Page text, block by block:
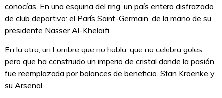
conocías. En una esquina del ring, un país entero disfrazado
de club deportivo: el París Saint-Germain, de la mano de su
presidente Nasser Al-Khelaïfi.
En la otra, un hombre que no habla, que no celebra goles,
pero que ha construido un imperio de cristal donde la pasión
fue reemplazada por balances de beneficio. Stan Kroenke y
su Arsenal.